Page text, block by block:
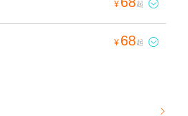
¥ 起 
¥ 68起 
